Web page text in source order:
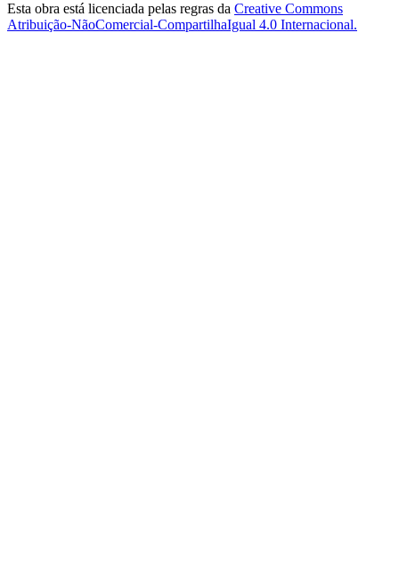
Esta obra está licenciada pelas regras da Creative Commons
Atribuição-NãoComercial-CompartilhaIgual 4.0 Internacional.